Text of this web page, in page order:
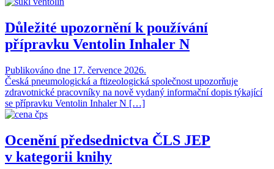
Důležité upozornění k používání
přípravku Ventolin Inhaler N
Publikováno dne 17. července 2026.
Česká pneumologická a ftizeologická společnost upozorňuje
zdravotnické pracovníky na nově vydaný informační dopis týkající
se přípravku Ventolin Inhaler N […]
Ocenění předsednictva ČLS JEP
v kategorii knihy